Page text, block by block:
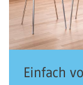
Einfach